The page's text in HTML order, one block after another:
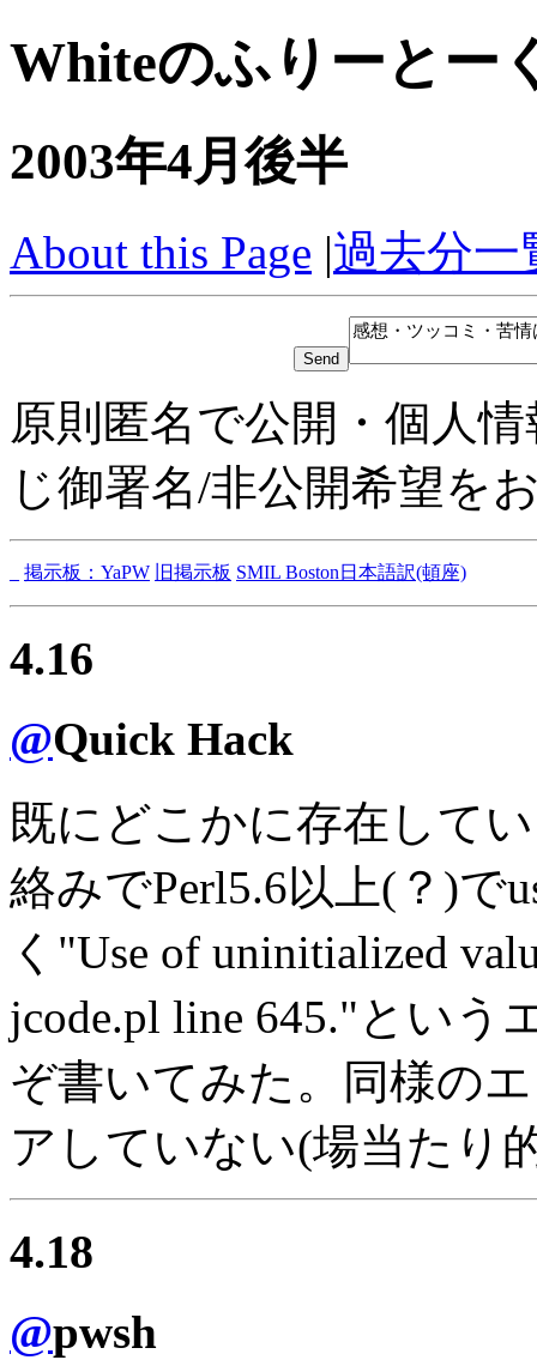
Whiteのふりーとー
2003年4月後半
About this Page |過去分一
原則匿名で公開・個人
じ御署名/非公開希望を
掲示板：YaPW 旧掲示板 SMIL Boston日本語訳(頓座)
4.16
@Quick Hack
既にどこかに存在して
絡みでPerl5.6以上(？)で
く"Use of uninitialized
jcode.pl line 645."という
ぞ書いてみた。同様の
アしていない(場当たり
4.18
@pwsh